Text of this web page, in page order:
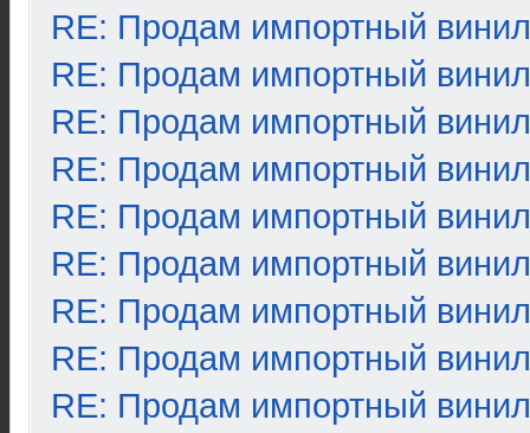
RE: Продам импортный винил
RE: Продам импортный винил
RE: Продам импортный винил
RE: Продам импортный винил
RE: Продам импортный винил
RE: Продам импортный винил
RE: Продам импортный винил
RE: Продам импортный винил
RE: Продам импортный винил